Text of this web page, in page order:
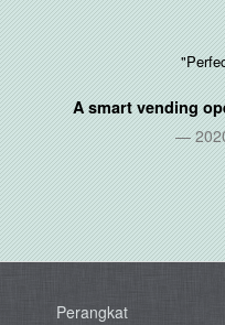
A smart vending
Perangkat